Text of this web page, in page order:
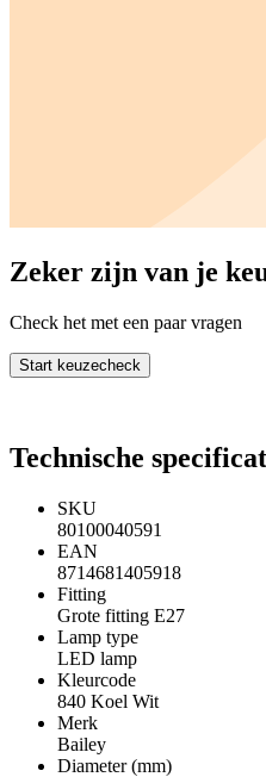
Zeker zijn van je
Check het met een paar vragen
Start keuzecheck
Technische
SKU
80100040591
EAN
8714681405918
Fitting
Grote fitting E27
Lamp type
LED lamp
Kleurcode
840 Koel Wit
Merk
Bailey
Diameter (mm)